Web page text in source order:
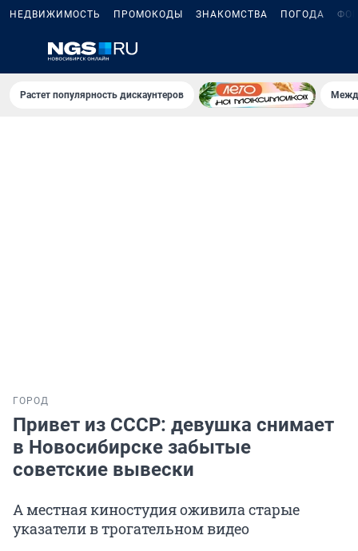
НЕДВИЖИМОСТЬ ПРОМОКОДЫ ЗНАКОМСТВА ПОГОДА
Растет популярность дискаунтеров
ГОРОД
Привет из СССР: девушка снимает
в Новосибирске забытые
советские вывески
А местная киностудия оживила старые
указатели в трогательном видео